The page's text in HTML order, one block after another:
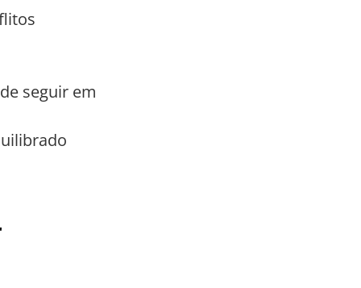
seguir em